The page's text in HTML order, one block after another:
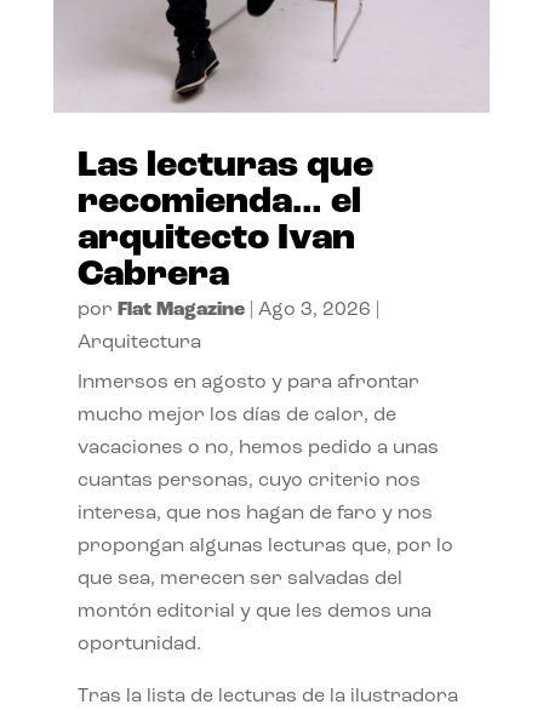
Las lecturas que
recomienda… el
arquitecto Ivan
Cabrera
por Flat Magazine| Ago 3, 2026
Arquitectura
Inmersos en agosto y para afrontar
mucho mejor los días de calor, de
vacaciones o no, hemos pedido a unas
cuantas personas, cuyo criterio nos
interesa, que nos hagan de faro y nos
propongan algunas lecturas que, por lo
que sea, merecen ser salvadas del
montón editorial y que les demos una
oportunidad.
Tras la lista de lecturas de la ilustradora